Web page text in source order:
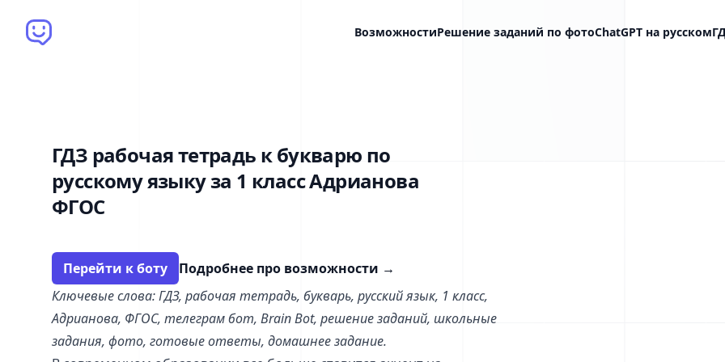
Brain Bot ВозможностиРешение заданий по фотоChatGPT на русском
ГДЗ рабочая тетрадь к букварю по
русскому языку за 1 класс Адрианова
ФГОС
Перейти к боту Подробнее про возможности →
Ключевые слова: ГДЗ, рабочая тетрадь, букварь, русский язык, 1 класс,
Адрианова, ФГОС, телеграм бот, Brain Bot, решение заданий, школьные
задания, фото, готовые ответы, домашнее задание.